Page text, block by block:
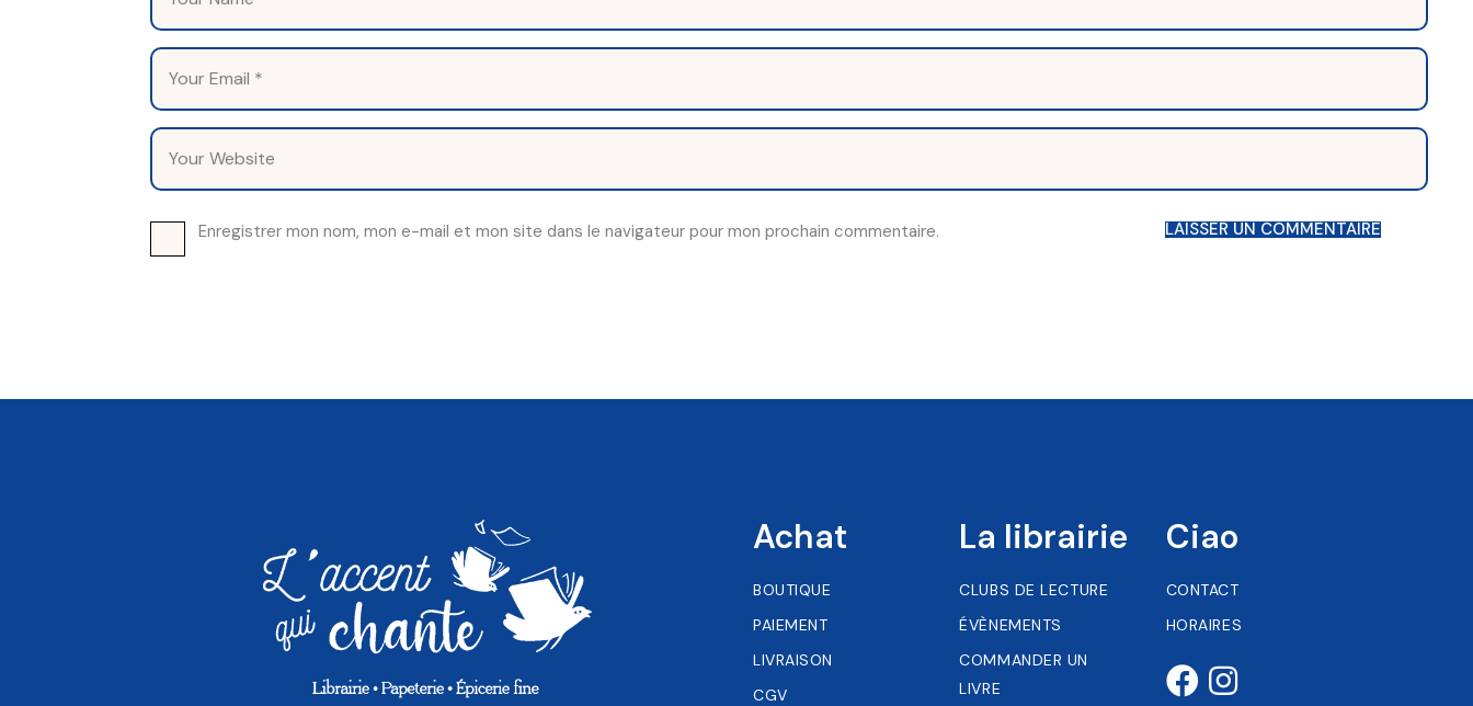
Enregistrer mon nom, mon e-mail et mon site dans le navigateur pour mon prochain commentaire. LAISSER UN COMMENTAIRE
Achat
BOUTIQUE
PAIEMENT
LIVRAISON
CGV
La librairie
CLUBS DE LECTURE
ÉVÈNEMENTS
COMMANDER UN
LIVRE
Ciao
CONTACT
HORAIRES